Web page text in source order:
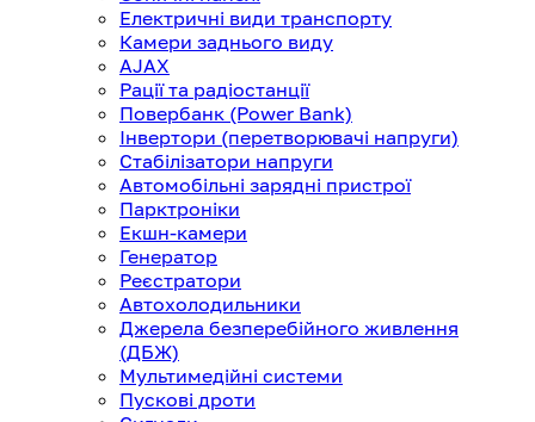
Електричні види транспорту
Камери заднього виду
AJAX
Рації та радіостанції
Повербанк (Power Bank)
Інвертори (перетворювачі напруги)
Стабілізатори напруги
Автомобільні зарядні пристрої
Парктроніки
Екшн-камери
Генератор
Реєстратори
Автохолодильники
Джерела безперебійного живлення
(ДБЖ)
Мультимедійні системи
Пускові дроти